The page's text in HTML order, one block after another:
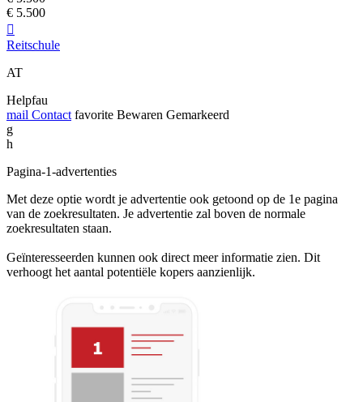
€ 5.500

Reitschule
AT
Helpfau
mail Contact favorite Bewaren Gemarkeerd
g
h
Pagina-1-advertenties
Met deze optie wordt je advertentie ook getoond op de 1e pagina
van de zoekresultaten. Je advertentie zal boven de normale
zoekresultaten staan.
Geïnteresseerden kunnen ook direct meer informatie zien. Dit
verhoogt het aantal potentiële kopers aanzienlijk.